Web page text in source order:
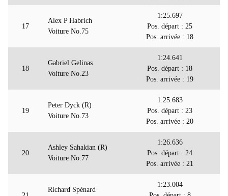
17
Alex P Habrich
Voiture No.75
1:25.697
Pos. départ : 25
Pos. arrivée : 18
18
Gabriel Gelinas
Voiture No.23
1:24.641
Pos. départ : 18
Pos. arrivée : 19
19
Peter Dyck (R)
Voiture No.73
1:25.683
Pos. départ : 23
Pos. arrivée : 20
20
Ashley Sahakian (R)
Voiture No.77
1:26.636
Pos. départ : 24
Pos. arrivée : 21
Richard Spénard
1:23.004